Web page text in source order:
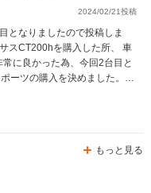
2024/02/21投稿
となりましたので投稿しま
スCT200hを購入した所、 車
に良かった為、今回2台目と
ーツの購入を決めました。こ
もっと見る